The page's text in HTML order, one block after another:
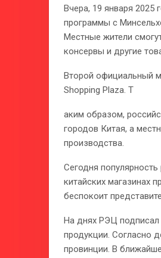
Вчера, 19 января 2025
программы с
Местные жители
консервы и другие
Второй официальный
Shopping Plaza. Т
аким образом,
городов Китая, а
производства.
Сегодня
китайских магазинах
беспокоит
На днях РЭЦ подписал
продукции. Согласно
провинции. В